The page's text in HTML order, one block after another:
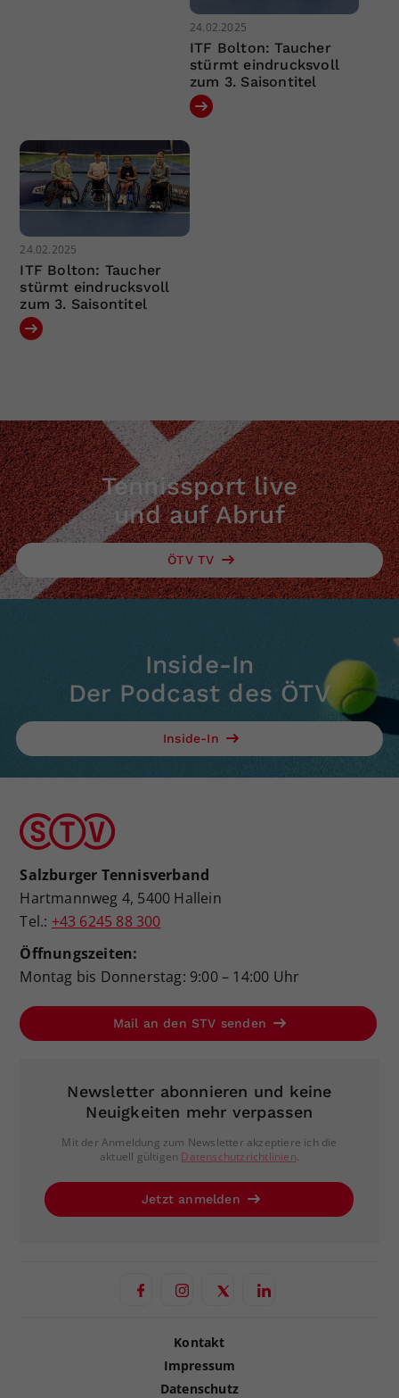
24.02.2025
ITF Bolton: Taucher
stürmt eindrucksvoll
zum 3. Saisontitel
24.02.2025
ITF Bolton: Taucher
stürmt eindrucksvoll
zum 3. Saisontitel
Tennissport live
und auf Abruf
ÖTV TV
Inside-In
Der Podcast des ÖTV
Inside-In
Salzburger Tennisverband
Hartmannweg 4, 5400 Hallein
Tel.: +43 6245 88 300
Öffnungszeiten:
Montag bis Donnerstag: 9:00 – 14:00 Uhr
Mail an den STV senden
Newsletter abonnieren und keine
Neuigkeiten mehr verpassen
Mit der Anmeldung zum Newsletter akzeptiere ich die
aktuell gültigen Datenschutzrichtlinien.
Jetzt anmelden
Kontakt
Impressum
Datenschutz